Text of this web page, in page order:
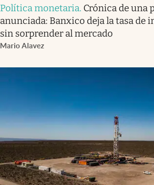
Política monetaria. Crónica de una
anunciada: Banxico deja la tasa de
sin sorprender al mercado
Mario Alavez